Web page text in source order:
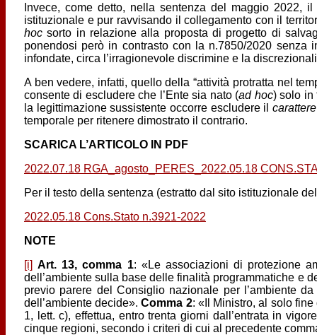
Invece, come detto, nella sentenza del maggio 2022,
istituzionale e pur ravvisando il collegamento con il
hocsorto in relazione alla proposta di progetto di
ponendosi però in contrasto con la n.7850/2020
infondate, circa l’irragionevole discrimine e la
A ben vedere, infatti, quello della “attività protratta nel
consente di escludere che l’Ente sia nato (ad hoc) solo in
la legittimazione sussistente occorre escludere il
temporale per ritenere dimostrato il contrario.
SCARICA L’ARTICOLO IN PDF
2022.07.18 RGA_agosto_PERES_2022.05.18
Per il testo della sentenza (estratto dal sito istituzionale
2022.05.18 Cons.Stato n.3921-2022
NOTE
[i] Art. 13, comma 1: «Le associazioni di protezione
dell’ambiente sulla base delle finalità programmatiche e
previo parere del Consiglio nazionale per l’ambiente
dell’ambiente decide».Comma 2: «Il Ministro, al solo
1, lett. c), effettua, entro trenta giorni dall’entrata in
cinque regioni, secondo i criteri di cui al precedente